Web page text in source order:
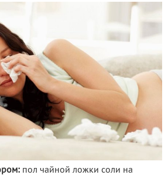
пол чайной ложки соли на